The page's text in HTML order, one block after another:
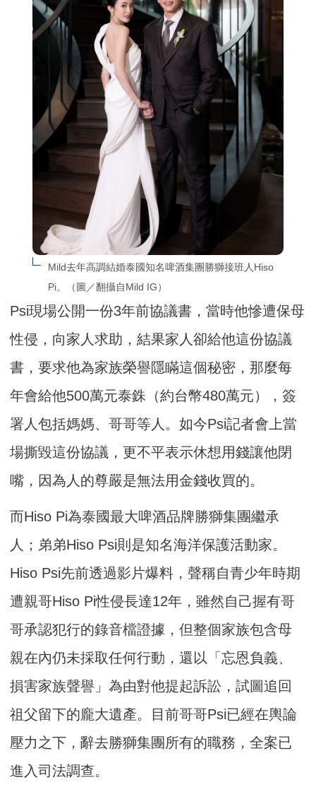
Mild去年高調結婚泰國知名啤酒集團勝獅接班人Hiso
Pi。（圖／翻攝自Mild IG）
Psi現場公開一份3年前協議書，當時他慘遭保母
性侵，向家人求助，結果家人卻給他這份協議
書，要求他為家族榮譽隱瞞這個秘密，那麼每
年會給他500萬元泰銖（約台幣480萬元），簽
署人包括媽媽、哥哥等人。如今Psi記者會上當
場撕毀這份協議，更不平表示休想用錢讓他閉
嘴，因為人的尊嚴是無法用金錢收買的。
而Hiso Pi為泰國最大啤酒品牌勝獅集團繼承
人；弟弟Hiso Psi則是知名海洋保護活動家。
Hiso Psi先前透過影片爆料，聲稱自青少年時期
遭親哥Hiso Pi性侵長達12年，雖然自己握有哥
哥承認犯行的錄音檔證據，但整個家族包含母
親在內仍未採取任何行動，還以「忘恩負義、
損害家族聲譽」為由對他提起訴訟，試圖追回
祖父留下的龐大遺產。目前哥哥Psi已經在輿論
壓力之下，辭去勝獅集團所有的職務，全案已
進入司法調查。